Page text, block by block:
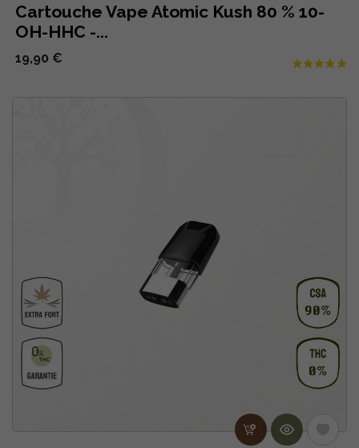
Cartouche Vape Atomic Kush 80 % 10-
OH-HHC -...
19,90 €